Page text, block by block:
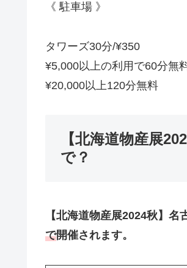
《 駐車場 》
タワーズ30分/¥350
¥5,000以上の利用で60分無
¥20,000以上120分無料
【北海道物産展
で？
【北海道物産展2024秋】名
で開催されます。